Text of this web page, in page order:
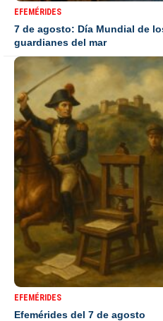
EFEMÉRIDES
7 de agosto: Día Mundial de
guardianes del mar
EFEMÉRIDES
Efemérides del 7 de agosto